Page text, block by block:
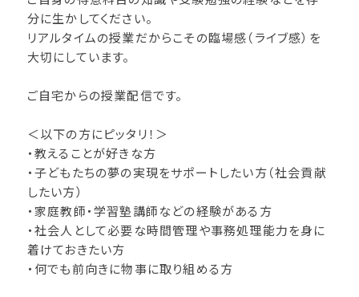
分に生かしてください。
リアルタイムの授業だからこその臨場感（ライブ感）を
大切にしています。
ご自宅からの授業配信です。
＜以下の方にピッタリ！＞
・教えることが好きな方
・子どもたちの夢の実現をサポートしたい方（社会貢献
したい方）
・家庭教師・学習塾講師などの経験がある方
・社会人として必要な時間管理や事務処理能力を身に
着けておきたい方
・何でも前向きに物事に取り組める方